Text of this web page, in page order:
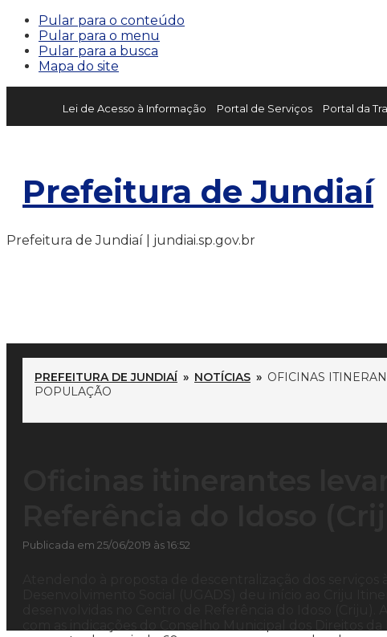
Pular para o conteúdo
Pular para o menu
Pular para a busca
Mapa do site
Lei de Acesso à Informação Portal de Serviços Portal da
Prefeitura de Jundiaí
Prefeitura de Jundiaí | jundiai.sp.gov.br
PREFEITURA DE JUNDIAÍ » NOTÍCIAS » OFICINAS
POPULAÇÃO
Publicada em 25/06/2019 às 16:52